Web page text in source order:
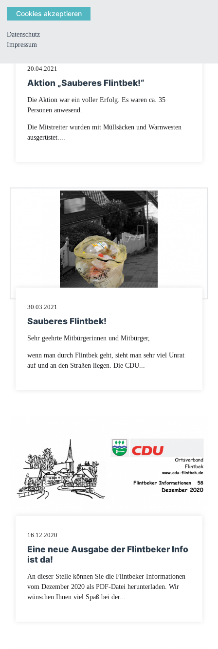
20.04.2021
Aktion „Sauberes Flintbek!“
Die Aktion war ein voller Erfolg. Es waren ca. 35
Personen anwesend.
Die Mitstreiter wurden mit Müllsäcken und Warnwesten
ausgerüstet....
30.03.2021
Sauberes Flintbek!
Sehr geehrte Mitbürgerinnen und Mitbürger,
wenn man durch Flintbek geht, sieht man sehr viel Unrat
auf und an den Straßen liegen. Die CDU...
16.12.2020
Eine neue Ausgabe der Flintbeker Info
ist da!
An dieser Stelle können Sie die Flintbeker Informationen
vom Dezember 2020 als PDF-Datei herunterladen. Wir
wünschen Ihnen viel Spaß bei der...
Datenschutz
Impressum